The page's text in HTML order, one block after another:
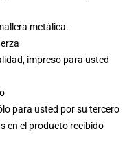
metálica.
impreso para usted
para usted por su tercero
en el producto recibido